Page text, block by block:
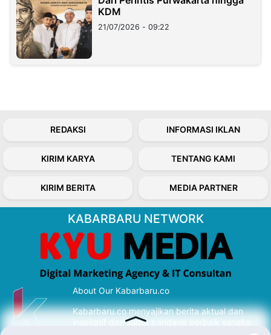
KDM
21/07/2026 - 09:22
REDAKSI INFORMASI IKLAN
KIRIM KARYA TENTANG KAMI
KIRIM BERITA MEDIA PARTNER
KABARBARU NETWORK
About Our Kabarbaru.co
Kabarbaru.co menyajikan berita aktual dan
inspiratif dari sudut pandang berbaik sangka